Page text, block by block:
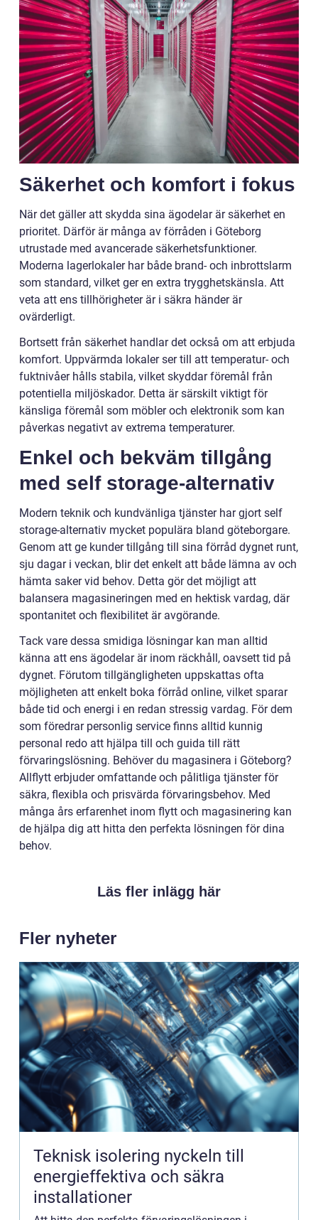
Säkerhet och komfort i fokus
När det gäller att skydda sina ägodelar är säkerhet en
prioritet. Därför är många av förråden i Göteborg
utrustade med avancerade säkerhetsfunktioner.
Moderna lagerlokaler har både brand- och inbrottslarm
som standard, vilket ger en extra trygghetskänsla. Att
veta att ens tillhörigheter är i säkra händer är
ovärderligt.
Bortsett från säkerhet handlar det också om att erbjuda
komfort. Uppvärmda lokaler ser till att temperatur- och
fuktnivåer hålls stabila, vilket skyddar föremål från
potentiella miljöskador. Detta är särskilt viktigt för
känsliga föremål som möbler och elektronik som kan
påverkas negativt av extrema temperaturer.
Enkel och bekväm tillgång
med self storage-alternativ
Modern teknik och kundvänliga tjänster har gjort self
storage-alternativ mycket populära bland göteborgare.
Genom att ge kunder tillgång till sina förråd dygnet runt,
sju dagar i veckan, blir det enkelt att både lämna av och
hämta saker vid behov. Detta gör det möjligt att
balansera magasineringen med en hektisk vardag, där
spontanitet och flexibilitet är avgörande.
Tack vare dessa smidiga lösningar kan man alltid
känna att ens ägodelar är inom räckhåll, oavsett tid på
dygnet. Förutom tillgängligheten uppskattas ofta
möjligheten att enkelt boka förråd online, vilket sparar
både tid och energi i en redan stressig vardag. För dem
som föredrar personlig service finns alltid kunnig
personal redo att hjälpa till och guida till rätt
förvaringslösning. Behöver du magasinera i Göteborg?
Allflytt erbjuder omfattande och pålitliga tjänster för
säkra, flexibla och prisvärda förvaringsbehov. Med
många års erfarenhet inom flytt och magasinering kan
de hjälpa dig att hitta den perfekta lösningen för dina
behov.
Läs fler inlägg här
Fler nyheter
Teknisk isolering nyckeln till
energieffektiva och säkra
installationer